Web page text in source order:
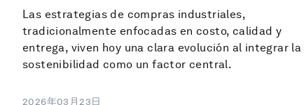
Las estrategias de compras industriales,
tradicionalmente enfocadas en costo, calidad y
entrega, viven hoy una clara evolución al integrar la
sostenibilidad como un factor central.
2026年03月23日